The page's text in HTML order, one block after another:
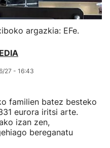
argazkia: EFe.
27 - 16:43
familien batez besteko
eurora iritsi arte.
izan zen,
bereganatu